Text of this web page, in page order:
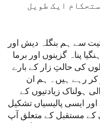
ایک طویل
سے ہم بنگلہ دیش اور
پناہ گزینوں اور برما
کی حالتِ زار کے بارے
کر رہے ہیں۔ ہم ان
ہولناک زیادتیوں کے
ایسی پالیسیاں تشکیل
کے مستقبل کے متعلق آپ